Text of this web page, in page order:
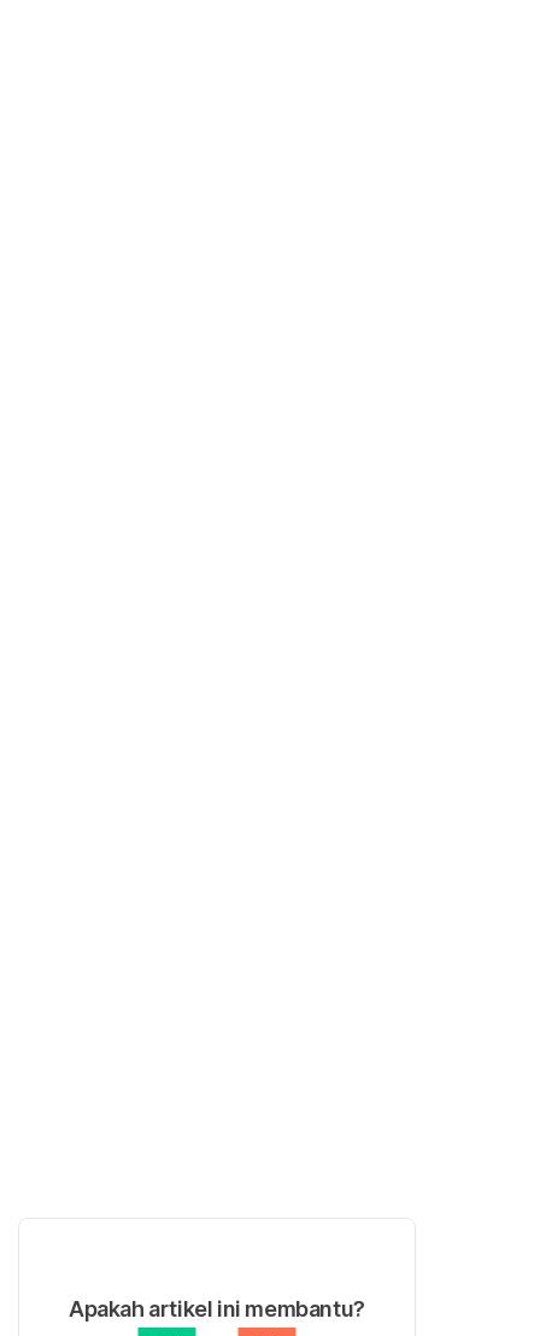
Apakah artikel ini membantu?